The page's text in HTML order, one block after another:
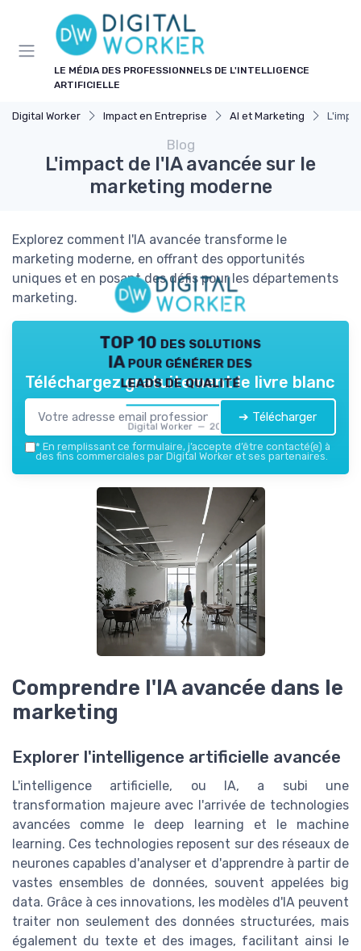
LE MÉDIA DES PROFESSIONNELS DE L'INTELLIGENCE
ARTIFICIELLE
Digital Worker Impact en Entreprise AI et Marketing
Blog
L'impact de l'IA avancée sur le
marketing moderne
Explorez comment l'IA avancée transforme le
marketing moderne, en offrant des opportunités
uniques et en posant des défis pour les départements
marketing.
TOP 10 des solutions
IA pour générer des
leads de qualité
Digital Worker — 2026
Téléchargez gratuitement le livre blanc
➔ Télécharger
* En remplissant ce formulaire, j’accepte d’être contacté(e) à
des fins commerciales par Digital Worker et ses partenaires.
Comprendre l'IA avancée dans le
marketing
Explorer l'intelligence artificielle avancée
L'intelligence artificielle, ou IA, a subi une
transformation majeure avec l'arrivée de technologies
avancées comme le deep learning et le machine
learning. Ces technologies reposent sur des réseaux de
neurones capables d'analyser et d'apprendre à partir de
vastes ensembles de données, souvent appelées big
data. Grâce à ces innovations, les modèles d'IA peuvent
traiter non seulement des données structurées, mais
également du texte et des images, facilitant ainsi le